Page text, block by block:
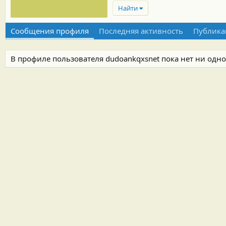
Найти
Сообщения профиля Последняя активность
В профиле пользователя dudoankqxsnet пока нет ни